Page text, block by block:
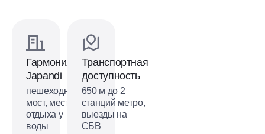
Гармония
Japandi
пешеходный
мост, места
отдыха у
воды
Транспортная
доступность
650 м до 2
станций метро,
выезды на
СБВ